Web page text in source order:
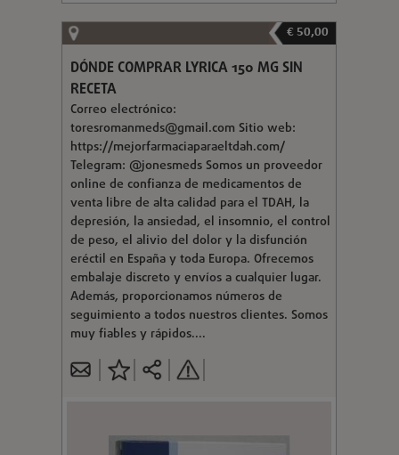
€ 50,00
DÓNDE COMPRAR LYRICA 150 MG SIN
RECETA
Correo electrónico:
toresromanmeds@gmail.com Sitio web:
https://mejorfarmaciaparaeltdah.com/
Telegram: @jonesmeds Somos un proveedor
online de confianza de medicamentos de
venta libre de alta calidad para el TDAH, la
depresión, la ansiedad, el insomnio, el control
de peso, el alivio del dolor y la disfunción
eréctil en España y toda Europa. Ofrecemos
embalaje discreto y envíos a cualquier lugar.
Además, proporcionamos números de
seguimiento a todos nuestros clientes. Somos
muy fiables y rápidos....